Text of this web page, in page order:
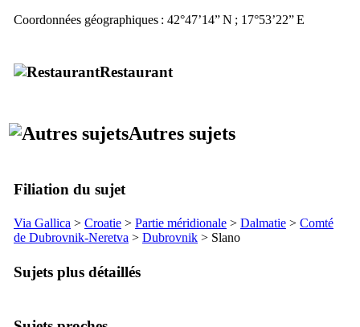
Coordonnées géographiques : 42°47’14” N ; 17°53’22” E
Restaurant
Autres sujets
Filiation du sujet
Via Gallica > Croatie > Partie méridionale > Dalmatie > Comté
de Dubrovnik-Neretva > Dubrovnik > Slano
Sujets plus détaillés